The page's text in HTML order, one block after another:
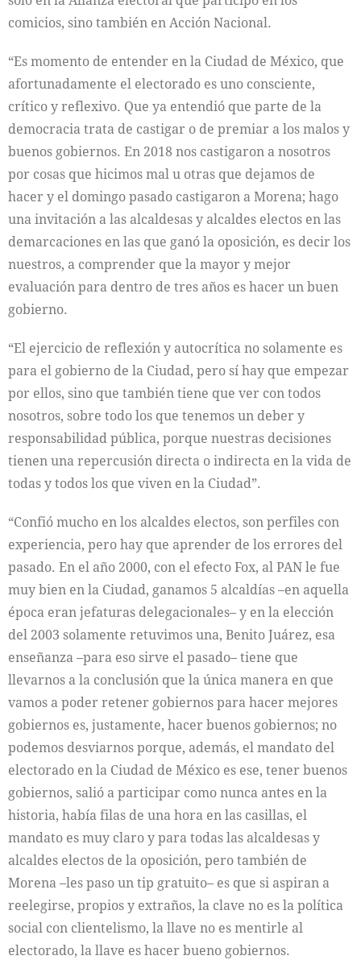
comicios, sino también en Acción Nacional.
“Es momento de entender en la Ciudad de México, que
afortunadamente el electorado es uno consciente,
crítico y reflexivo. Que ya entendió que parte de la
democracia trata de castigar o de premiar a los malos y
buenos gobiernos. En 2018 nos castigaron a nosotros
por cosas que hicimos mal u otras que dejamos de
hacer y el domingo pasado castigaron a Morena; hago
una invitación a las alcaldesas y alcaldes electos en las
demarcaciones en las que ganó la oposición, es decir los
nuestros, a comprender que la mayor y mejor
evaluación para dentro de tres años es hacer un buen
gobierno.
“El ejercicio de reflexión y autocrítica no solamente es
para el gobierno de la Ciudad, pero sí hay que empezar
por ellos, sino que también tiene que ver con todos
nosotros, sobre todo los que tenemos un deber y
responsabilidad pública, porque nuestras decisiones
tienen una repercusión directa o indirecta en la vida de
todas y todos los que viven en la Ciudad”.
“Confió mucho en los alcaldes electos, son perfiles con
experiencia, pero hay que aprender de los errores del
pasado. En el año 2000, con el efecto Fox, al PAN le fue
muy bien en la Ciudad, ganamos 5 alcaldías –en aquella
época eran jefaturas delegacionales– y en la elección
del 2003 solamente retuvimos una, Benito Juárez, esa
enseñanza –para eso sirve el pasado– tiene que
llevarnos a la conclusión que la única manera en que
vamos a poder retener gobiernos para hacer mejores
gobiernos es, justamente, hacer buenos gobiernos; no
podemos desviarnos porque, además, el mandato del
electorado en la Ciudad de México es ese, tener buenos
gobiernos, salió a participar como nunca antes en la
historia, había filas de una hora en las casillas, el
mandato es muy claro y para todas las alcaldesas y
alcaldes electos de la oposición, pero también de
Morena –les paso un tip gratuito– es que si aspiran a
reelegirse, propios y extraños, la clave no es la política
social con clientelismo, la llave no es mentirle al
electorado, la llave es hacer bueno gobiernos.